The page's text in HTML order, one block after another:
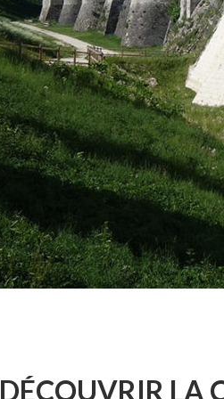
DÉCOUVRIR LA